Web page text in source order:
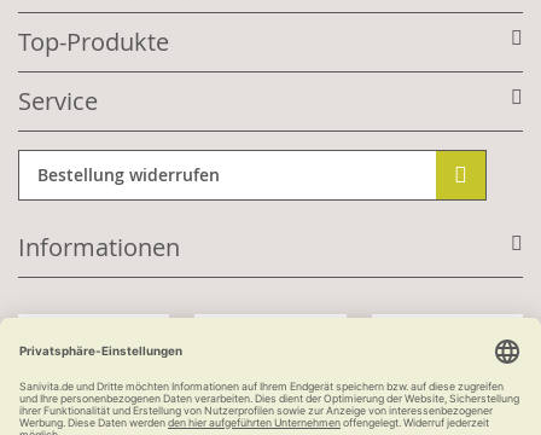
Top-Produkte
Service
Bestellung widerrufen
Informationen